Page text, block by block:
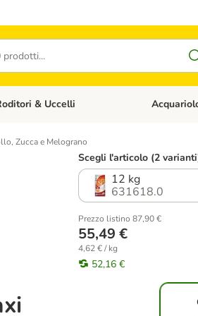
Menù Categoria: Diete
& Uccelli Apri Menù
Zucca e Melograno
Scegli l'articolo (2
12 kg
631618.0
Prezzo listino 87,90 €
55,49 €
4,62 € / kg
52,16 €